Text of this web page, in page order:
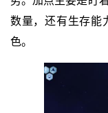
数量，还有生存能
色。